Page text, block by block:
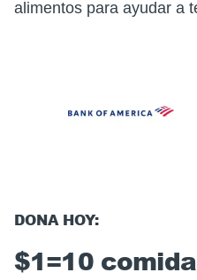
alimentos para ayudar a
DONA HOY:
$1=10